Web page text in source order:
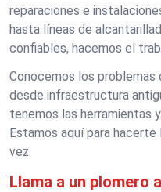
reparaciones e
hasta líneas de
confiables, hacemos el
Conocemos los problemas
desde infraestructura
tenemos las herramientas
Estamos aquí para
vez.
Llama a un plomero